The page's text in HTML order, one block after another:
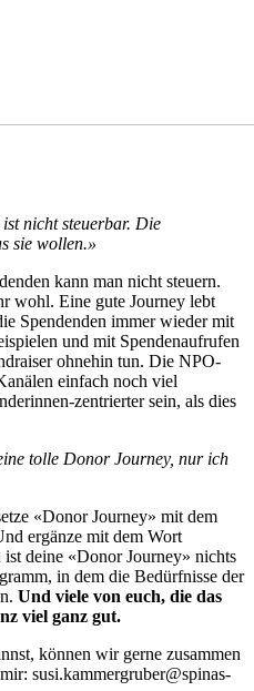
nicht steuerbar. Die
sie wollen.»
kann man nicht steuern.
wohl. Eine gute Journey lebt
Spendenden immer wieder mit
und mit Spendenaufrufen
ohnehin tun. Die NPO-
einfach noch viel
zentrierter sein, als dies
tolle Donor Journey, nur ich
«Donor Journey» mit dem
ergänze mit dem Wort
deine «Donor Journey» nichts
in dem die Bedürfnisse der
Und viele von euch, die das
viel ganz gut.
können wir gerne zusammen
susi.kammergruber@spinas-